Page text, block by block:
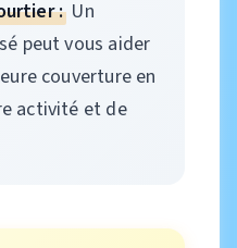
: Un
peut vous aider
couverture en
activité et de